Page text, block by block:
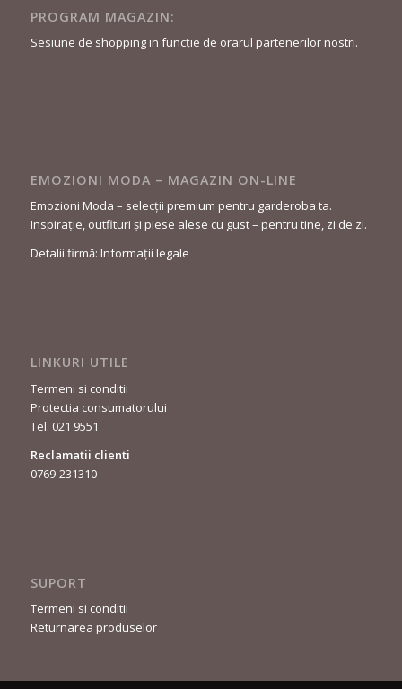
PROGRAM MAGAZIN:
Sesiune de shopping in funcție de orarul partenerilor nostri.
EMOZIONI MODA – MAGAZIN ON-LINE
Emozioni Moda – selecții premium pentru garderoba ta.
Inspirație, outfituri și piese alese cu gust – pentru tine, zi de zi.
Detalii firmă: Informații legale
LINKURI UTILE
Termeni si conditii
Protectia consumatorului
Tel. 021 9551
Reclamatii clienti
0769-231310
SUPORT
Termeni si conditii
Returnarea produselor